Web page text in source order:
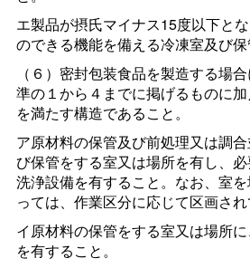
エ製品が摂氏マイナス15度以下と
のできる機能を備える冷凍室及び保
（６）密封包装食品を製造する場
準の１から４までに掲げるものに
を満たす構造であること。
ア原材料の保管及び前処理又は調
び保管をする室又は場所を有し、
洗浄設備を有すること。なお、室
っては、作業区分に応じて区画され
イ原材料の保管をする室又は場所
を有すること。